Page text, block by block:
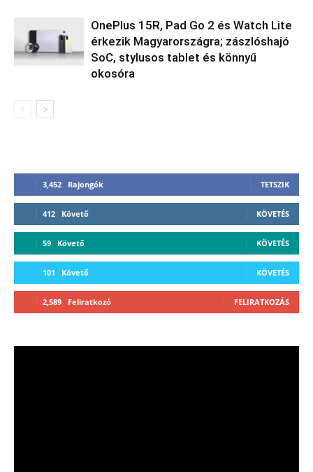
OnePlus 15R, Pad Go 2 és Watch Lite
érkezik Magyarországra; zászlóshajó
SoC, stylusos tablet és könnyű
okosóra
3,452 Rajongók TETSZIK
412 Követő KÖVETÉS
59 Követő KÖVETÉS
101 Követő KÖVETÉS
2,589 Feliratkozó FELIRATKOZÁS